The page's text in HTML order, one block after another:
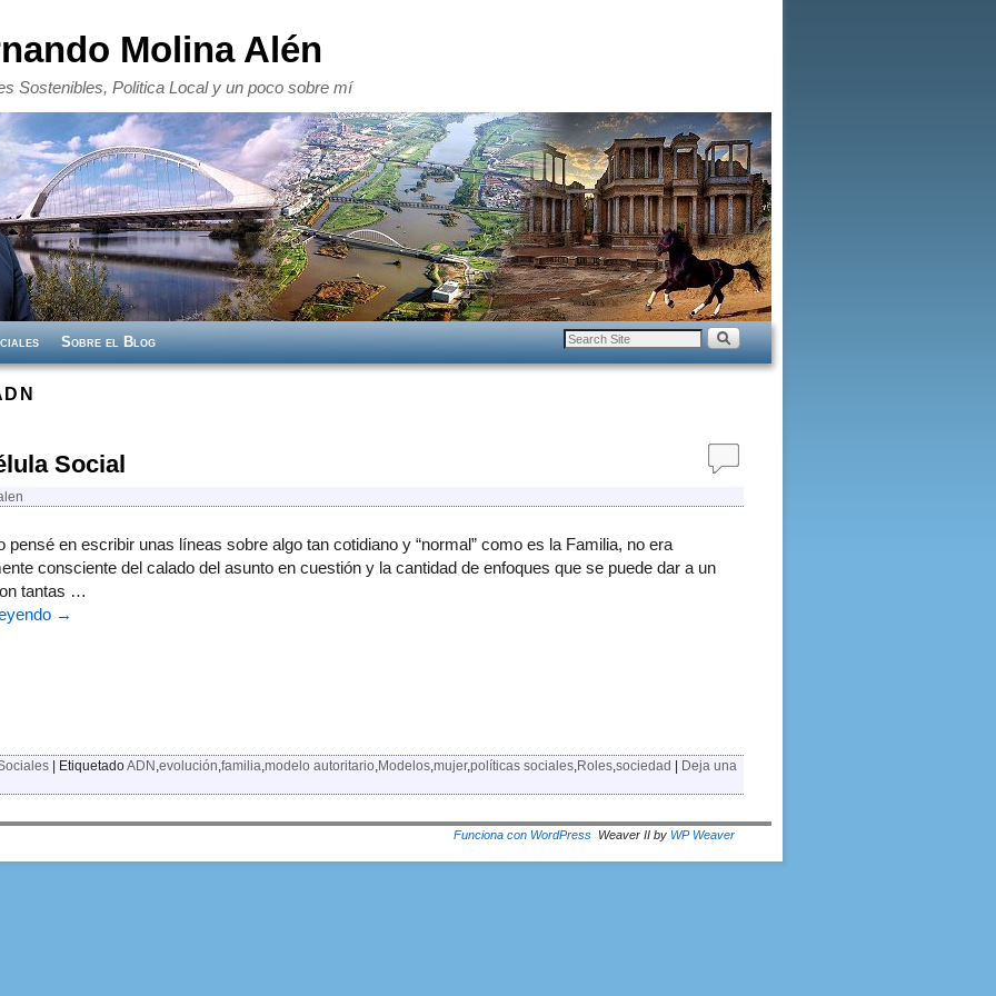
Molina Alén
Sostenibles, Politica Local y un poco sobre mí
Sobre el Blog
Social
pensé en escribir unas líneas sobre algo tan cotidiano y “normal” como es la Familia, no era
consciente del calado del asunto en cuestión y la cantidad de enfoques que se puede dar a un
tantas …
→
| EtiquetadoADN evolución familia modelo autoritario Modelos mujer,políticas sociales Roles sociedad | Deja una
Funciona con WordPress Weaver II by WP Weaver